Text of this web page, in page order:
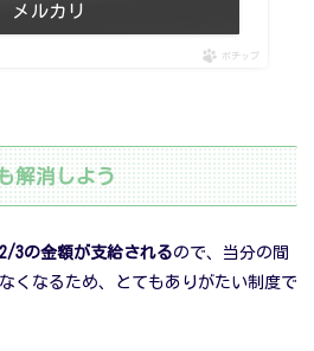
メルカリ
ポチップ
解消しよう
3の金額が支給されるので、当分の間
くなるため、とてもありがたい制度で